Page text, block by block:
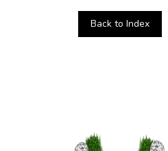
Back to Index